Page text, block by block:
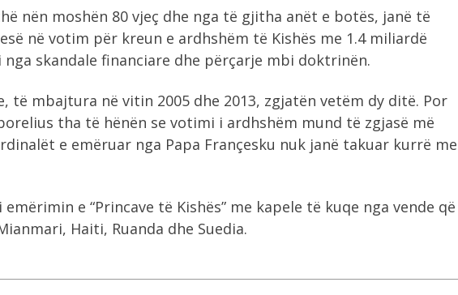
nën moshën 80 vjeç dhe nga të gjitha anët e botës, janë të
në votim për kreun e ardhshëm të Kishës me 1.4 miliardë
skandale financiare dhe përçarje mbi doktrinën.
të mbajtura në vitin 2005 dhe 2013, zgjatën vetëm dy ditë. Por
tha të hënën se votimi i ardhshëm mund të zgjasë më
e emëruar nga Papa Françesku nuk janë takuar kurrë me
e “Princave të Kishës” me kapele të kuqe nga vende që
Haiti, Ruanda dhe Suedia.